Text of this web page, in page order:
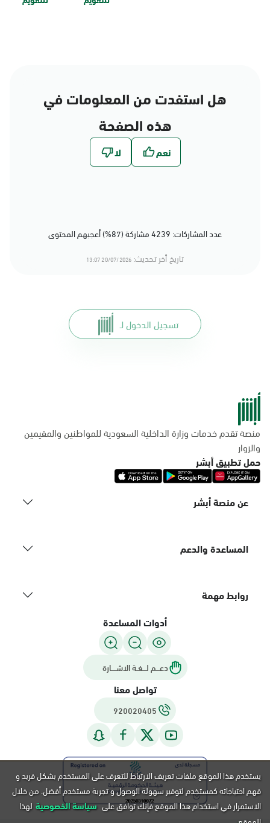
هل استفدت من المعلومات في
هذه الصفحة
عدد المشاركات: 4239 مشاركة (87%) أعجبهم المحتوى
تاريخ أخر تحديث: 20/07/2026 13:07
تسجيل الدخول لـ
منصة تقدم خدمات وزارة الداخلية السعودية للمواطنين والمقيمين
والزوار
حمل تطبيق أبشر
عن منصة أبشر
المساعدة والدعم
روابط مهمة
أدوات المساعدة
دعـــم لـــغـة الاشــــارة
تواصل معنا
920020405
يستخدم هذا الموقع ملفات تعريف الارتباط للتعرف على المستخدم بشكل فريد و
فهم احتياجاته كمستخدم لتوفير سهولة الوصول و تجربة مستخدم أفضل. من خلال
الاستمرار في استخدام هذا الموقع فإنك توافق على سياسة الخصوصية لهذا